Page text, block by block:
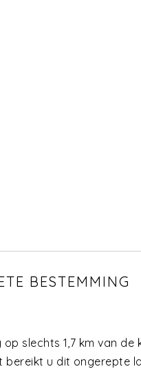
BESTEMMING
slechts 1,7 km van de
u dit ongerepte